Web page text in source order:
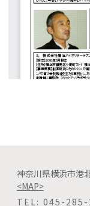
神奈川県横浜市港
<MAP>
TEL
045-285-